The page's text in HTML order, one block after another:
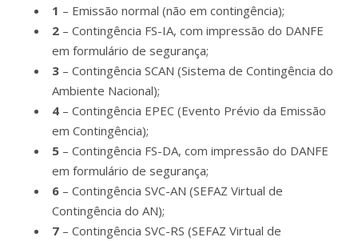
1 – Emissão normal (não em contingência);
2 – Contingência FS-IA, com impressão do DANFE
em formulário de segurança;
3 – Contingência SCAN (Sistema de Contingência do
Ambiente Nacional);
4 – Contingência EPEC (Evento Prévio da Emissão
em Contingência);
5 – Contingência FS-DA, com impressão do DANFE
em formulário de segurança;
6 – Contingência SVC-AN (SEFAZ Virtual de
Contingência do AN);
7 – Contingência SVC-RS (SEFAZ Virtual de